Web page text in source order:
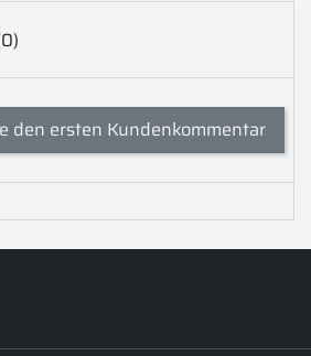
den ersten Kundenkommentar